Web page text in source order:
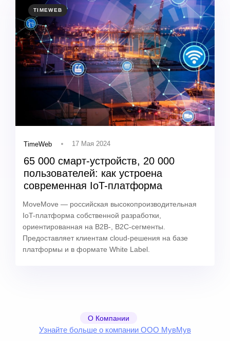
TAGS
TIMEWEB
TimeWeb 17 Мая 2024
65 000 смарт-устройств, 20 000
пользователей: как устроена
современная IoT-платформа
MoveMove — российская высокопроизводительная
IoT-платформа собственной разработки,
ориентированная на B2B-, B2C-сегменты.
Предоставляет клиентам cloud-решения на базе
платформы и в формате White Label.
О Компании
Узнайте больше о компании ООО МувМув